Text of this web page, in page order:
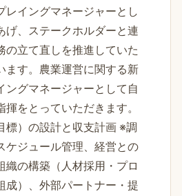
レイングマネージャーとし
げ、ステークホルダーと連
の立て直しを推進していた
ます。農業運営に関する新
ングマネージャーとして自
をとっていただきます。
標）の設計と収支計画 ※調
ケジュール管理、経営との
織の構築（人材採用・プロ
成）、外部パートナー・提